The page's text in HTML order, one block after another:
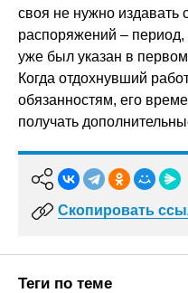
своя не нужно издавать
распоряжений – период,
уже был указан в
Когда отдохнувший
обязанностям, его
получать
Скопировать
Теги по теме